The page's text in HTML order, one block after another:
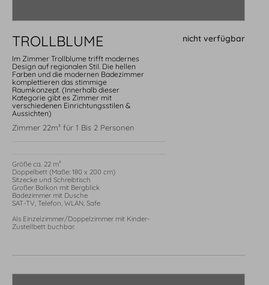
Aktuelle Angebote
Aktivprogramm
Adventsmomente
Erleben
Winterzauber
Bergsommer
TROLLBLUME
Im Zimmer Trollblume trifft modernes
Design auf regionalen Stil. Die hellen
Farben und die modernen Badezimmer
komplettieren das stimmige
Raumkonzept. (Innerhalb dieser
Kategorie gibt es Zimmer mit
verschiedenen Einrichtungsstilen &
Aussichten)
Zimmer 22m² für 1 Bis 2 Personen
Größe ca. 22 m²
Doppelbett (Maße: 180 x 200 cm)
Sitzecke und Schreibtisch
Großer Balkon mit Bergblick
Badezimmer mit Dusche
SAT-TV, Telefon, WLAN, Safe
Als Einzelzimmer/Doppelzimmer mit Kinder-
Zustellbett buchbar.
nicht verfügbar